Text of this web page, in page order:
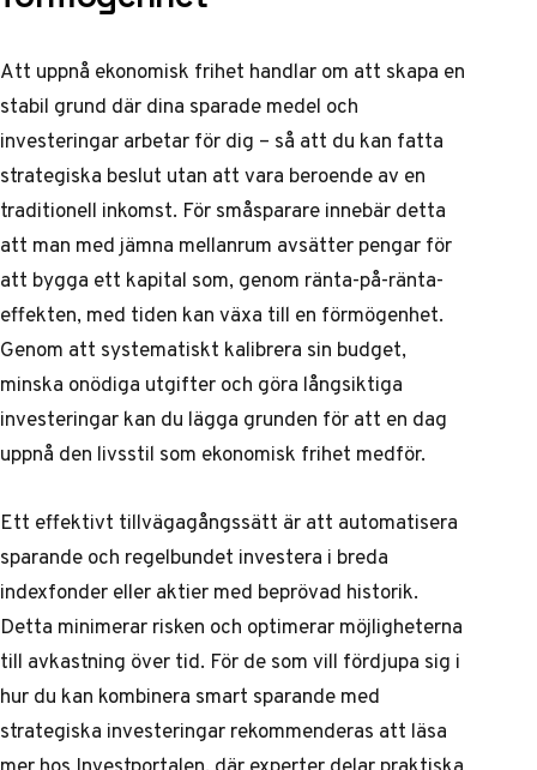
Att uppnå ekonomisk frihet handlar om att skapa en
stabil grund där dina sparade medel och
investeringar arbetar för dig – så att du kan fatta
strategiska beslut utan att vara beroende av en
traditionell inkomst. För småsparare innebär detta
att man med jämna mellanrum avsätter pengar för
att bygga ett kapital som, genom ränta-på-ränta-
effekten, med tiden kan växa till en förmögenhet.
Genom att systematiskt kalibrera sin budget,
minska onödiga utgifter och göra långsiktiga
investeringar kan du lägga grunden för att en dag
uppnå den livsstil som ekonomisk frihet medför.
Ett effektivt tillvägagångssätt är att automatisera
sparande och regelbundet investera i breda
indexfonder eller aktier med beprövad historik.
Detta minimerar risken och optimerar möjligheterna
till avkastning över tid. För de som vill fördjupa sig i
hur du kan kombinera smart sparande med
strategiska investeringar rekommenderas att läsa